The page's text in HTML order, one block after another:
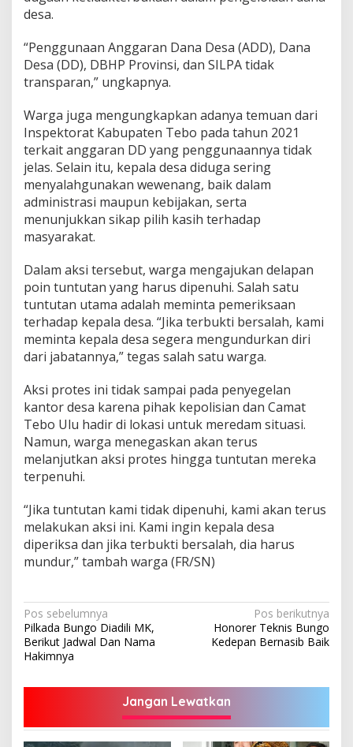
desa.
“Penggunaan Anggaran Dana Desa (ADD), Dana
Desa (DD), DBHP Provinsi, dan SILPA tidak
transparan,” ungkapnya.
Warga juga mengungkapkan adanya temuan dari
Inspektorat Kabupaten Tebo pada tahun 2021
terkait anggaran DD yang penggunaannya tidak
jelas. Selain itu, kepala desa diduga sering
menyalahgunakan wewenang, baik dalam
administrasi maupun kebijakan, serta
menunjukkan sikap pilih kasih terhadap
masyarakat.
Dalam aksi tersebut, warga mengajukan delapan
poin tuntutan yang harus dipenuhi. Salah satu
tuntutan utama adalah meminta pemeriksaan
terhadap kepala desa. “Jika terbukti bersalah, kami
meminta kepala desa segera mengundurkan diri
dari jabatannya,” tegas salah satu warga.
Aksi protes ini tidak sampai pada penyegelan
kantor desa karena pihak kepolisian dan Camat
Tebo Ulu hadir di lokasi untuk meredam situasi.
Namun, warga menegaskan akan terus
melanjutkan aksi protes hingga tuntutan mereka
terpenuhi.
“Jika tuntutan kami tidak dipenuhi, kami akan terus
melakukan aksi ini. Kami ingin kepala desa
diperiksa dan jika terbukti bersalah, dia harus
mundur,” tambah warga (FR/SN)
Navigasi
pos
Pos sebelumnya
Pilkada Bungo Diadili MK,
Berikut Jadwal Dan Nama
Hakimnya
Pos berikutnya
Honorer Teknis Bungo
Kedepan Bernasib Baik
Jangan Lewatkan